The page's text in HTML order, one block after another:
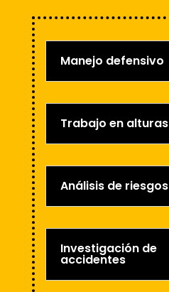
Manejo defensivo
Trabajo en alturas
Análisis de riesgos
Investigación de
accidentes